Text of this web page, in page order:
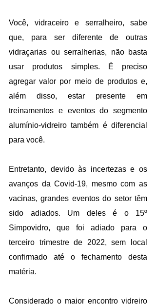
Você, vidraceiro e serralheiro, sabe
que, para ser diferente de outras
vidraçarias ou serralherias, não basta
usar produtos simples. É preciso
agregar valor por meio de produtos e,
além disso, estar presente em
treinamentos e eventos do segmento
alumínio-vidreiro também é diferencial
para você.
Entretanto, devido às incertezas e os
avanços da Covid-19, mesmo com as
vacinas, grandes eventos do setor têm
sido adiados. Um deles é o 15º
Simpovidro, que foi adiado para o
terceiro trimestre de 2022, sem local
confirmado até o fechamento desta
matéria.
Considerado o maior encontro vidreiro